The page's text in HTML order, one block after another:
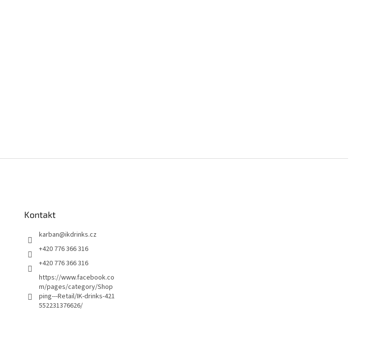
Kontakt
karban@ikdrinks.cz
+420 776 366 316
+420 776 366 316
https://www.facebook.co
m/pages/category/Shop
ping---Retail/IK-drinks-421
552231376626/